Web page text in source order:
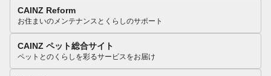
CAINZ Reform
お住まいのメンテナンスとくらしのサポート
CAINZ ペット総合サイト
ペットとのくらしを彩るサービスをお届け